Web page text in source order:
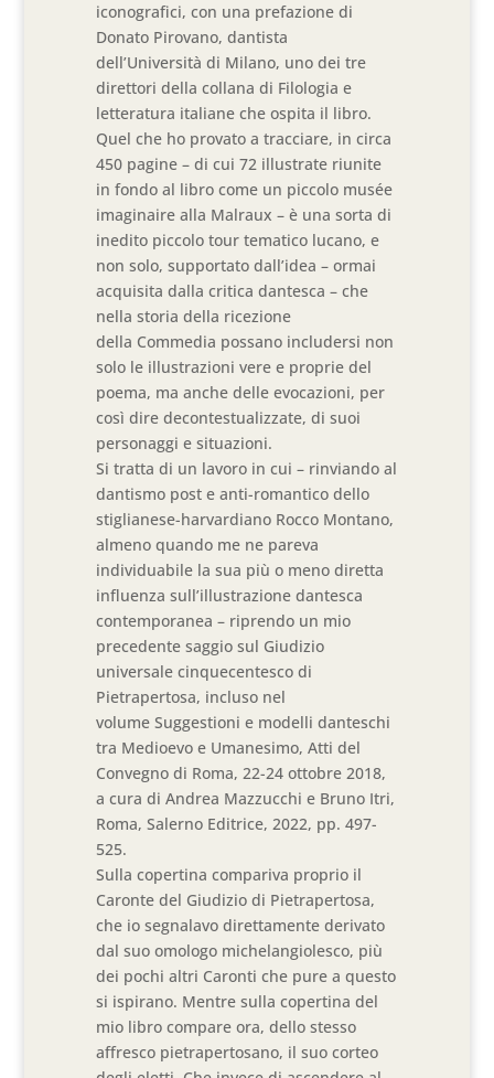
iconografici, con una prefazione di
Donato Pirovano, dantista
dell’Università di Milano, uno dei tre
direttori della collana di Filologia e
letteratura italiane che ospita il libro.
Quel che ho provato a tracciare, in circa
450 pagine – di cui 72 illustrate riunite
in fondo al libro come un piccolo musée
imaginaire alla Malraux – è una sorta di
inedito piccolo tour tematico lucano, e
non solo, supportato dall’idea – ormai
acquisita dalla critica dantesca – che
nella storia della ricezione
della Commedia possano includersi non
solo le illustrazioni vere e proprie del
poema, ma anche delle evocazioni, per
così dire decontestualizzate, di suoi
personaggi e situazioni.
Si tratta di un lavoro in cui – rinviando al
dantismo post e anti-romantico dello
stiglianese-harvardiano Rocco Montano,
almeno quando me ne pareva
individuabile la sua più o meno diretta
influenza sull’illustrazione dantesca
contemporanea – riprendo un mio
precedente saggio sul Giudizio
universale cinquecentesco di
Pietrapertosa, incluso nel
volume Suggestioni e modelli danteschi
tra Medioevo e Umanesimo, Atti del
Convegno di Roma, 22-24 ottobre 2018,
a cura di Andrea Mazzucchi e Bruno Itri,
Roma, Salerno Editrice, 2022, pp. 497-
525.
Sulla copertina compariva proprio il
Caronte del Giudizio di Pietrapertosa,
che io segnalavo direttamente derivato
dal suo omologo michelangiolesco, più
dei pochi altri Caronti che pure a questo
si ispirano. Mentre sulla copertina del
mio libro compare ora, dello stesso
affresco pietrapertosano, il suo corteo